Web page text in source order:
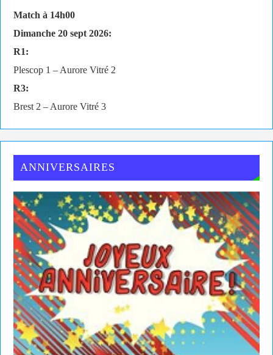
Match à 14h00
Dimanche 20 sept 2026:
R1:
Plescop 1 – Aurore Vitré 2
R3:
Brest 2 – Aurore Vitré 3
ANNIVERSAIRES